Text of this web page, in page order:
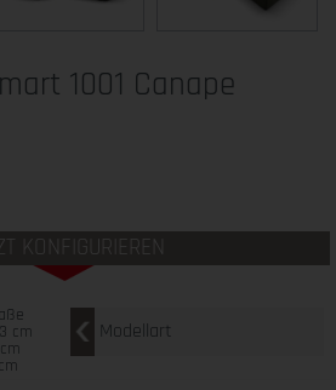
1001 Canape
KONFIGURIEREN
cm Modellart